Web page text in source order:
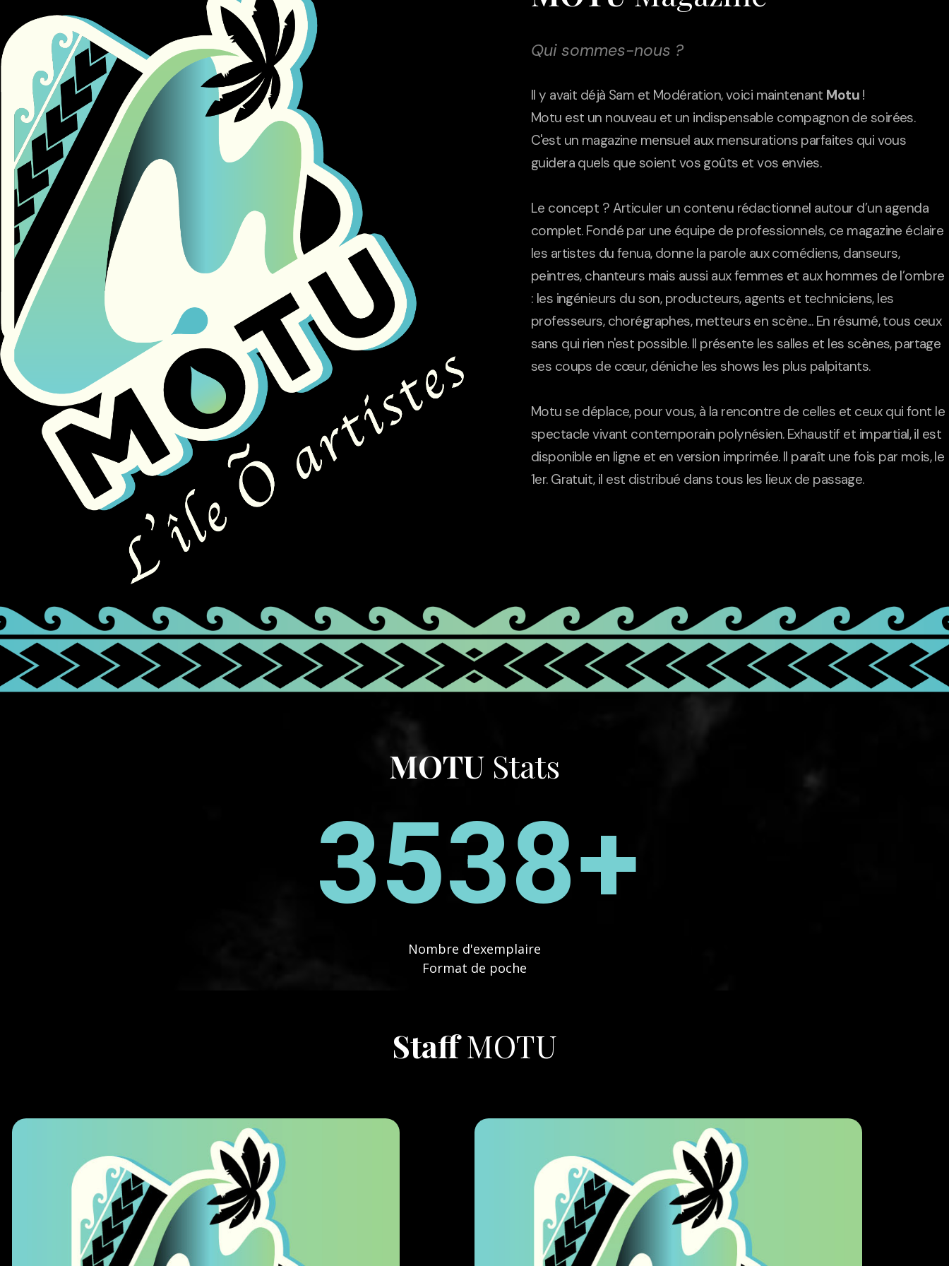
Qui sommes-nous ?
Il y avait déjà Sam et Modération, voici maintenant Motu !
Motu est un nouveau et un indispensable compagnon de soirées.
C'est un magazine mensuel aux mensurations parfaites qui vous
guidera quels que soient vos goûts et vos envies.
Le concept ? Articuler un contenu rédactionnel autour d’un agenda
complet. Fondé par une équipe de professionnels, ce magazine éclaire
les artistes du fenua, donne la parole aux comédiens, danseurs,
peintres, chanteurs mais aussi aux femmes et aux hommes de l’ombre
: les ingénieurs du son, producteurs, agents et techniciens, les
professeurs, chorégraphes, metteurs en scène... En résumé, tous ceux
sans qui rien n'est possible. Il présente les salles et les scènes, partage
ses coups de cœur, déniche les shows les plus palpitants.
Motu se déplace, pour vous, à la rencontre de celles et ceux qui font le
spectacle vivant contemporain polynésien. Exhaustif et impartial, il est
disponible en ligne et en version imprimée. Il paraît une fois par mois, le
1er. Gratuit, il est distribué dans tous les lieux de passage.
MOTU Stats
5000
Nombre d'exemplaire
Format de poche
StaffMOTU